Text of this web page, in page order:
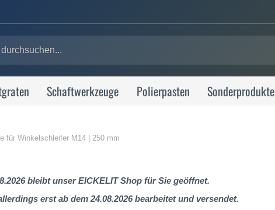
Schaftwerkzeuge Polierpasten Sonderprodukte
für Winkelschleifer M14 | 250 mm
bleibt unser EICKELIT Shop für Sie geöffnet.
erst ab dem 24.08.2026 bearbeitet und versendet.